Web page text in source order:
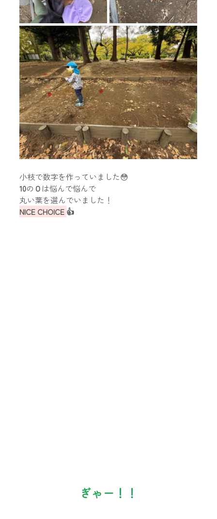
小枝で数字を作っていました😳
10の ０ は悩んで悩んで
丸い葉を選んでいました！
NICE CHOICE 👍
ぎゃー！！